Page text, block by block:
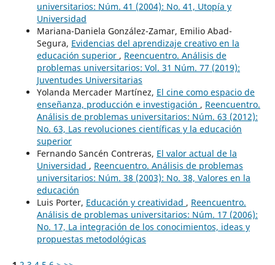
universitarios: Núm. 41 (2004): No. 41, Utopía y
Universidad
Mariana-Daniela González-Zamar, Emilio Abad-
Segura, Evidencias del aprendizaje creativo en la
educación superior , Reencuentro. Análisis de
problemas universitarios: Vol. 31 Núm. 77 (2019):
Juventudes Universitarias
Yolanda Mercader Martínez, El cine como espacio de
enseñanza, producción e investigación , Reencuentro.
Análisis de problemas universitarios: Núm. 63 (2012):
No. 63, Las revoluciones científicas y la educación
superior
Fernando Sancén Contreras, El valor actual de la
Universidad , Reencuentro. Análisis de problemas
universitarios: Núm. 38 (2003): No. 38, Valores en la
educación
Luis Porter, Educación y creatividad , Reencuentro.
Análisis de problemas universitarios: Núm. 17 (2006):
No. 17, La integración de los conocimientos, ideas y
propuestas metodológicas